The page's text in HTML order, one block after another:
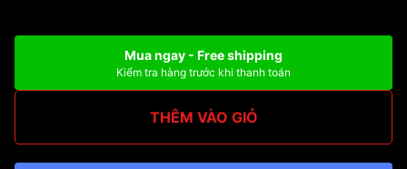
Mua ngay - Free shipping
Kiểm tra hàng trước khi thanh toán
THÊM VÀO GIỎ